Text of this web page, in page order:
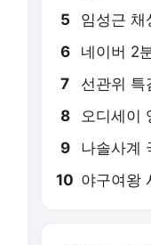
5 임성근 채
6 네이버 2
7 선관위 특
8 오디세이
9 나솔사계
10 야구여왕